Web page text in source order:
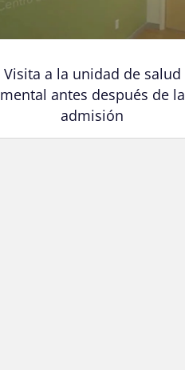
Visita a la unidad de salud
mental antes después de la
admisión